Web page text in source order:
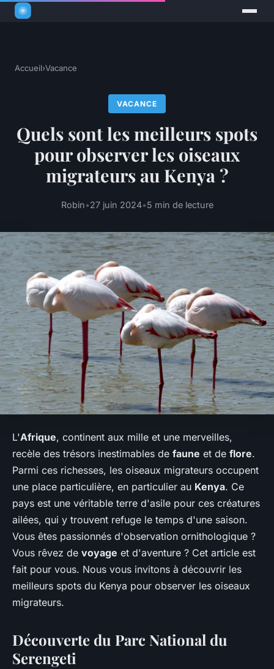
Accueil›Vacance
VACANCE
Quels sont les meilleurs spots
pour observer les oiseaux
migrateurs au Kenya ?
Robin•27 juin 2024•5 min de lecture
L'Afrique, continent aux mille et une merveilles,
recèle des trésors inestimables de faune et de flore.
Parmi ces richesses, les oiseaux migrateurs occupent
une place particulière, en particulier au Kenya. Ce
pays est une véritable terre d'asile pour ces créatures
ailées, qui y trouvent refuge le temps d'une saison.
Vous êtes passionnés d'observation ornithologique ?
Vous rêvez de voyage et d'aventure ? Cet article est
fait pour vous. Nous vous invitons à découvrir les
meilleurs spots du Kenya pour observer les oiseaux
migrateurs.
Découverte du Parc National du
Serengeti